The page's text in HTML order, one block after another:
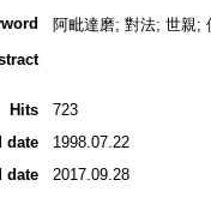
阿毗達磨; 對法; 世親;
Hits
723
date
1998.07.22
date
2017.09.28